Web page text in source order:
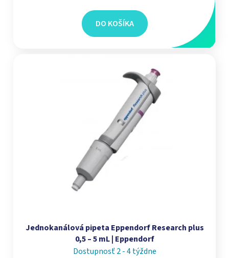
DO KOŠÍKA
Jednokanálová pipeta Eppendorf Research plus
0,5 – 5 mL | Eppendorf
Dostupnosť 2 - 4 týždne